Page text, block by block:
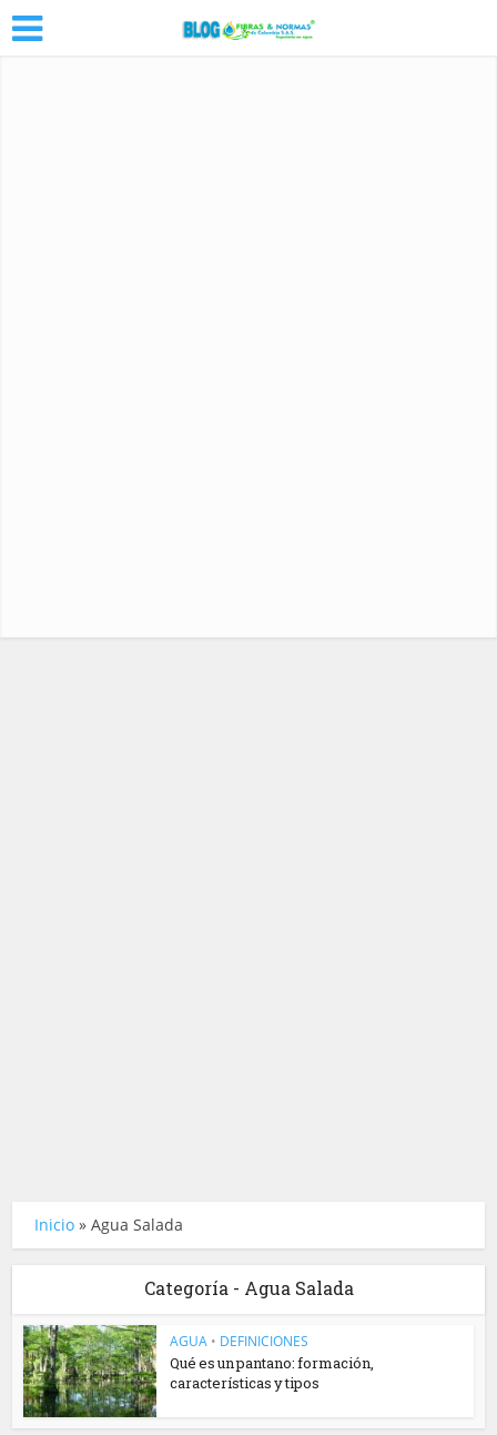
Inicio »Agua Salada
Categoría - Agua Salada
AGUA • DEFINICIONES
Qué es un pantano: formación,
características y tipos